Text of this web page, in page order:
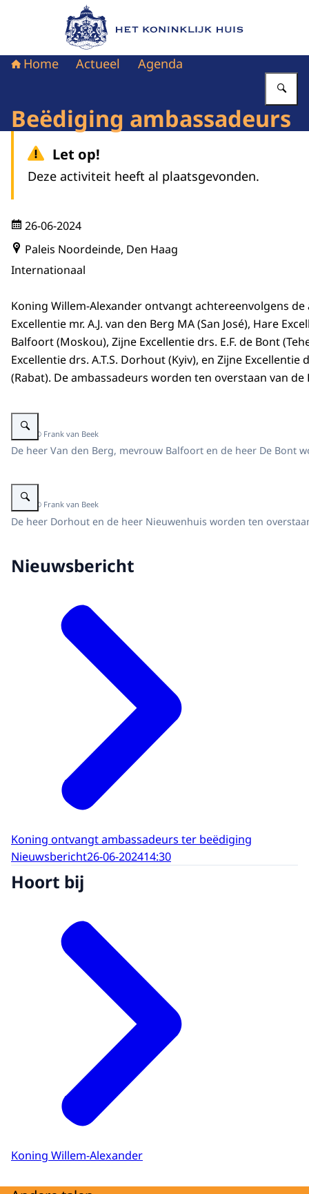
Naar de homepage van Het Koninklijk Huis
Home Actueel Agenda
Beëdiging ambassadeurs
Let op!
Deze activiteit heeft al plaatsgevonden.
26-06-2024
Paleis Noordeinde, Den Haag
Internationaal
Koning Willem-Alexander ontvangt achtereenvolgens de
Excellentie mr. A.J. van den Berg MA (San José), Hare
Balfoort (Moskou), Zijne Excellentie drs. E.F. de Bont
Excellentie drs. A.T.S. Dorhout (Kyiv), en Zijne Excellentie
(Rabat). De ambassadeurs worden ten overstaan van
Vergroot afbeelding Koning ontvangt ambassadeurs ter beëdiging
Beeld: © Frank van Beek
De heer Van den Berg, mevrouw Balfoort en de heer De Bont
Vergroot afbeelding Koning ontvangt ambassadeurs ter beëdiging
Beeld: © Frank van Beek
De heer Dorhout en de heer Nieuwenhuis worden ten
Nieuwsbericht
Koning ontvangt ambassadeurs ter beëdiging
Nieuwsbericht26-06-202414:30
Hoort bij
Koning Willem-Alexander